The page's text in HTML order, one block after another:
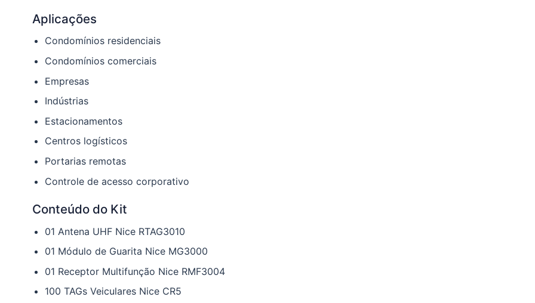
Aplicações
Condomínios residenciais
Condomínios comerciais
Empresas
Indústrias
Estacionamentos
Centros logísticos
Portarias remotas
Controle de acesso corporativo
Conteúdo do Kit
01 Antena UHF Nice RTAG3010
01 Módulo de Guarita Nice MG3000
01 Receptor Multifunção Nice RMF3004
100 TAGs Veiculares Nice CR5